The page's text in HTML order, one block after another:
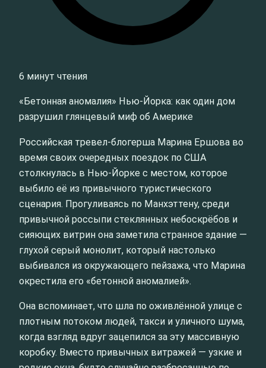
6 минут чтения
«Бетонная аномалия» Нью-Йорка: как один дом
разрушил глянцевый миф об Америке
Российская тревел-блогерша Марина Ершова во
время своих очередных поездок по США
столкнулась в Нью-Йорке с местом, которое
выбило её из привычного туристического
сценария. Прогуливаясь по Манхэттену, среди
привычной россыпи стеклянных небоскрёбов и
сияющих витрин она заметила странное здание —
глухой серый монолит, который настолько
выбивался из окружающего пейзажа, что Марина
окрестила его «бетонной аномалией».
Она вспоминает, что шла по оживлённой улице с
плотным потоком людей, такси и уличного шума,
когда взгляд вдруг зацепился за эту массивную
коробку. Вместо привычных витражей — узкие и